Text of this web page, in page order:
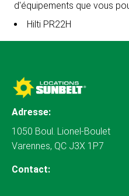
d'équipements que vous
Hilti PR22H
Adresse:
1050 Boul. Lionel-Boulet
Varennes, QC J3X 1P7
Contact: